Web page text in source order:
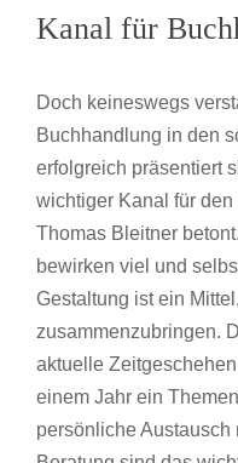
Kanal für
Doch keineswegs
Buchhandlung in den
erfolgreich präsentiert
wichtiger Kanal für
Thomas Bleitner
bewirken viel und
Gestaltung ist ein
zusammenzubringen.
aktuelle
einem Jahr ein
persönliche